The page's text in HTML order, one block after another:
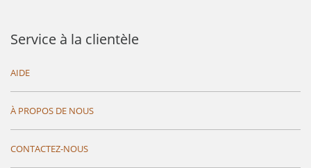
Service à la clientèle
AIDE
À PROPOS DE NOUS
CONTACTEZ-NOUS